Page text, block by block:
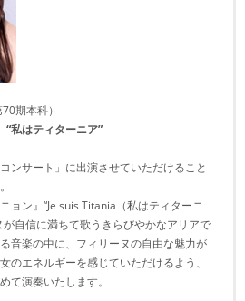
期本科）
私はティターニア”
ンサート」に出演させていただけること
ョン』“Je suis Titania（私はティターニ
が自信に満ちて歌うきらびやかなアリアで
音楽の中に、フィリーヌの自由な魅力が
のエネルギーを感じていただけるよう、
て演奏いたします。